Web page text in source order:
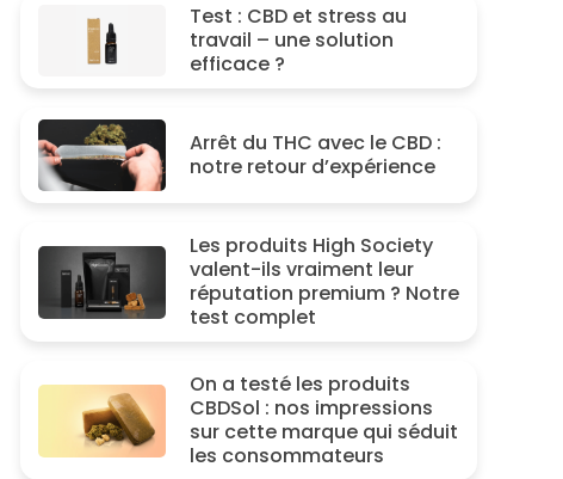
Test : CBD et stress au
travail – une solution
efficace ?
Arrêt du THC avec le CBD :
notre retour d’expérience
Les produits High Society
valent-ils vraiment leur
réputation premium ? Notre
test complet
On a testé les produits
CBDSol : nos impressions
sur cette marque qui séduit
les consommateurs